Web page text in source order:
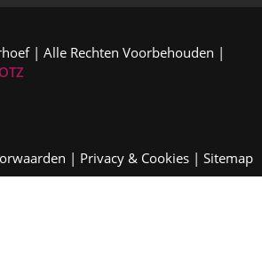
| Alle Rechten Voorbehouden |
| Privacy & Cookies | Sitemap